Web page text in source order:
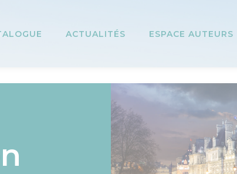
ACTUALITÉS ESPACE AUTEURS